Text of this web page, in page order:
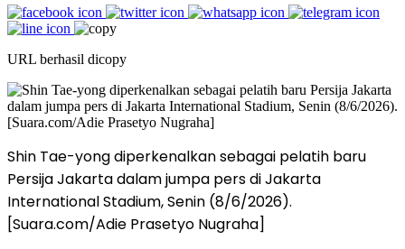
URL berhasil dicopy
Shin Tae-yong diperkenalkan sebagai pelatih baru
Persija Jakarta dalam jumpa pers di Jakarta
International Stadium, Senin (8/6/2026).
[Suara.com/Adie Prasetyo Nugraha]